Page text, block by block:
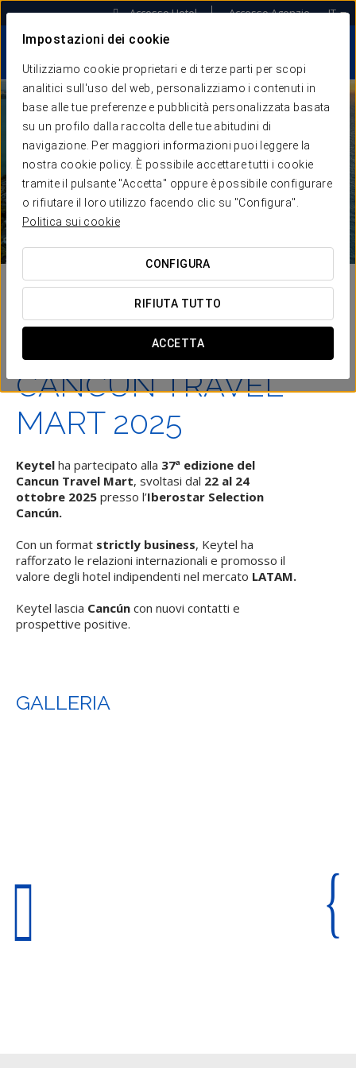
Impostazioni dei cookie
Utilizziamo cookie proprietari e di terze parti per scopi
analitici sull'uso del web, personalizziamo i contenuti in
base alle tue preferenze e pubblicità personalizzata basata
su un profilo dalla raccolta delle tue abitudini di
navigazione. Per maggiori informazioni puoi leggere la
nostra cookie policy. È possibile accettare tutti i cookie
tramite il pulsante "Accetta" oppure è possibile configurare
o rifiutare il loro utilizzo facendo clic su "Configura".
Politica sui cookie
CONFIGURA
RIFIUTA TUTTO
ACCETTA
Accesso Hotel Accesso Agenzie IT
CANCUN TRAVEL
MART 2025
Keytel ha partecipato alla 37ª edizione del
Cancun Travel Mart, svoltasi dal 22 al 24
ottobre 2025 presso l’Iberostar Selection
Cancún.
Con un format strictly business, Keytel ha
rafforzato le relazioni internazionali e promosso il
valore degli hotel indipendenti nel mercato LATAM.
Keytel lascia Cancún con nuovi contatti e
prospettive positive.
GALLERIA